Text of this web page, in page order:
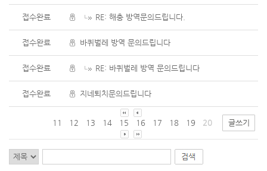
접수완료 RE: 해충 방역문의드립니다.
접수완료 바퀴벌레 방역 문의드립니다
접수완료 RE: 바퀴벌레 방역 문의드립니다
접수완료 지네퇴치문의드립니다
11 12 13 14 15 16 17 18 19 20 글쓰기